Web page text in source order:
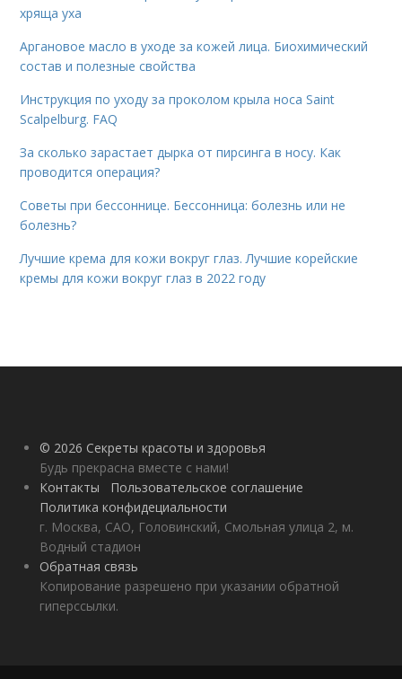
хряща уха
Аргановое масло в уходе за кожей лица. Биохимический
состав и полезные свойства
Инструкция по уходу за проколом крыла носа Saint
Scalpelburg. FAQ
За сколько зарастает дырка от пирсинга в носу. Как
проводится операция?
Советы при бессоннице. Бессонница: болезнь или не
болезнь?
Лучшие крема для кожи вокруг глаз. Лучшие корейские
кремы для кожи вокруг глаз в 2022 году
© 2026 Секреты красоты и здоровья
Будь прекрасна вместе с нами!
Контакты
Пользовательское соглашение
Политика конфидециальности
г. Москва, САО, Головинский, Смольная улица 2, м.
Водный стадион
Обратная связь
Копирование разрешено при указании обратной
гиперссылки.